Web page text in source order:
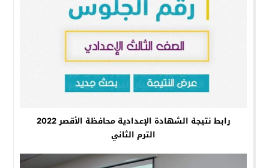
رابط نتيجة الشهادة الإعدادية محافظة الأقصر 2022
الترم الثاني